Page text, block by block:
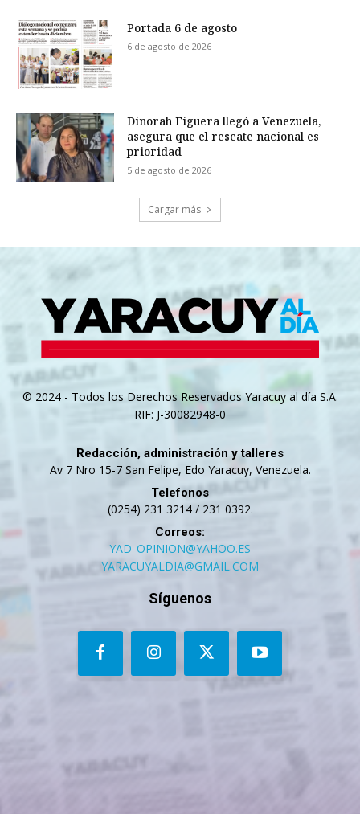
Portada 6 de agosto
6 de agosto de 2026
Dinorah Figuera llegó a Venezuela,
asegura que el rescate nacional es
prioridad
5 de agosto de 2026
Cargar más
© 2024 - Todos los Derechos Reservados Yaracuy al día S.A.
RIF: J-30082948-0
Redacción, administración y talleres
Av 7 Nro 15-7 San Felipe, Edo Yaracuy, Venezuela.
Telefonos
(0254) 231 3214 / 231 0392.
Correos:
YAD_OPINION@YAHOO.ES
YARACUYALDIA@GMAIL.COM
Síguenos